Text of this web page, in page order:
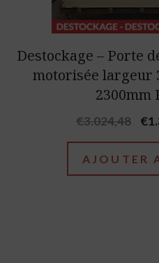
Destockage – Porte
motorisée largeur
2300mm
€3.024,48 €
AJOUTER